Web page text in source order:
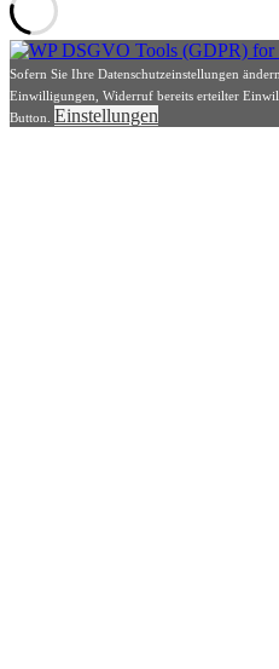
Sofern Sie Ihre Datenschutzeinstellungen
Einwilligungen, Widerruf bereits erteilter
Button. Einstellungen